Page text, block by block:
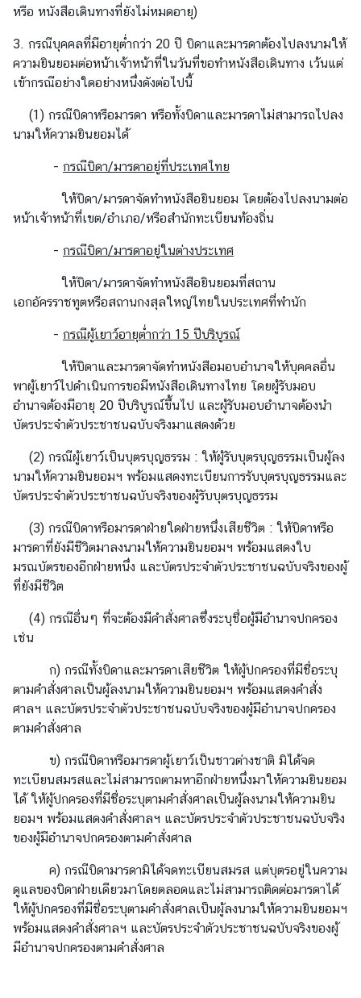
ช่
อ
ง
ท
า
ร
ติ
หรือ หนังสือเดินทางที่ยังไม่หมดอายุ)
3. กรณีบุคคลที่มีอายุต่ำกว่า 20 ปี บิดาและมารดาต้องไปลงนามให้
ความยินยอมต่อหน้าเจ้าหน้าที่ในวันที่ขอทำหนังสือเดินทาง เว้นแต่
เข้ากรณีอย่างใดอย่างหนึ่งดังต่อไปนี้
(1) กรณีบิดาหรือมารดา หรือทั้งบิดาและมารดาไม่สามารถไปลง
นามให้ความยินยอมได้
- กรณีบิดา/มารดาอยู่ที่ประเทศไทย
ให้บิดา/มารดาจัดทำหนังสือยินยอม โดยต้องไปลงนามต่อ
หน้าเจ้าหน้าที่เขต/อำเภอ/หรือสำนักทะเบียนท้องถิ่น
- กรณีบิดา/มารดาอยู่ในต่างประเทศ
ให้บิดา/มารดาจัดทำหนังสือยินยอมที่สถาน
เอกอัครราชทูตหรือสถานกงสุลใหญ่ไทยในประเทศที่พำนัก
- กรณีผู้เยาว์อายุต่ำกว่า 15 ปีบริบูรณ์
ให้บิดาและมารดาจัดทำหนังสือมอบอำนาจให้บุคคลอื่น
พาผู้เยาว์ไปดำเนินการขอมีหนังสือเดินทางไทย โดยผู้รับมอบ
อำนาจต้องมีอายุ 20 ปีบริบูรณ์ขึ้นไป และผู้รับมอบอำนาจต้องนำ
บัตรประจำตัวประชาชนฉบับจริงมาแสดงด้วย
(2) กรณีผู้เยาว์เป็นบุตรบุญธรรม : ให้ผู้รับบุตรบุญธรรมเป็นผู้ลง
นามให้ความยินยอมฯ พร้อมแสดงทะเบียนการรับบุตรบุญธรรมและ
บัตรประจําตัวประชาชนฉบับจริงของผู้รับบุตรบุญธรรม
(3) กรณีบิดาหรือมารดาฝ่ายใดฝ่ายหนึ่งเสียชีวิต : ให้บิดาหรือ
มารดาที่ยังมีชีวิตมาลงนามให้ความยินยอมฯ พร้อมแสดงใบ
มรณบัตรของอีกฝ่ายหนึ่ง และบัตรประจำตัวประชาชนฉบับจริงของผู้
ที่ยังมีชีวิต
(4) กรณีอื่นๆ ที่จะต้องมีคําสั่งศาลซึ่งระบุชื่อผู้มีอำนาจปกครอง
เช่น
ก) กรณีทั้งบิดาและมารดาเสียชีวิต ให้ผู้ปกครองที่มีชื่อระบุ
ตามคําสั่งศาลเป็นผู้ลงนามให้ความยินยอมฯ พร้อมแสดงคําสั่ง
ศาลฯ และบัตรประจําตัวประชาชนฉบับจริงของผู้มีอํานาจปกครอง
ตามคําสั่งศาล
ข) กรณีบิดาหรือมารดาผู้เยาว์เป็นชาวต่างชาติ มิได้จด
ทะเบียนสมรสและไม่สามารถตามหาอีกฝ่ายหนึ่งมาให้ความยินยอม
ได้ ให้ผู้ปกครองที่มีชื่อระบุตามคําสั่งศาลเป็นผู้ลงนามให้ความยิน
ยอมฯ พร้อมแสดงคําสั่งศาลฯ และบัตรประจําตัวประชาชนฉบับจริง
ของผู้มีอํานาจปกครองตามคําสั่งศาล
ค) กรณีบิดามารดามิได้จดทะเบียนสมรส แต่บุตรอยู่ในความ
ดูแลของบิดาฝ่ายเดียวมาโดยตลอดและไม่สามารถติดต่อมารดาได้
ให้ผู้ปกครองที่มีชื่อระบุตามคําสั่งศาลเป็นผู้ลงนามให้ความยินยอมฯ
พร้อมแสดงคําสั่งศาลฯ และบัตรประจําตัวประชาชนฉบับจริงของผู้
มีอํานาจปกครองตามคําสั่งศาล